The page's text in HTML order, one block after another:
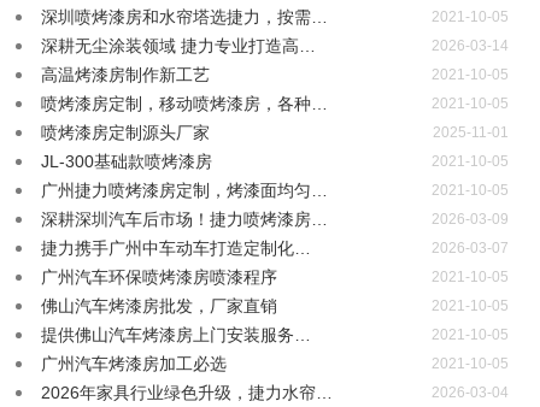
深圳喷烤漆房和水帘塔选捷力，按需… 2021-10-05
深耕无尘涂装领域 捷力专业打造高… 2026-03-14
高温烤漆房制作新工艺 2021-10-05
喷烤漆房定制，移动喷烤漆房，各种… 2021-10-05
喷烤漆房定制源头厂家 2025-11-01
JL-300基础款喷烤漆房 2021-10-05
广州捷力喷烤漆房定制，烤漆面均匀… 2021-10-05
深耕深圳汽车后市场！捷力喷烤漆房… 2026-03-09
捷力携手广州中车动车打造定制化… 2026-03-07
广州汽车环保喷烤漆房喷漆程序 2021-10-05
佛山汽车烤漆房批发，厂家直销 2021-10-05
提供佛山汽车烤漆房上门安装服务… 2021-10-05
广州汽车烤漆房加工必选 2021-10-05
2026年家具行业绿色升级，捷力水帘… 2026-03-04